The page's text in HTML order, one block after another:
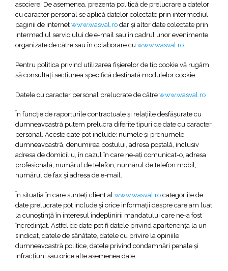
asociere. De asemenea, prezenta politică de prelucrare a datelor
cu caracter personal se aplică datelor colectate prin intermediul
paginii de internet www.wasval.ro dar şi altor date colectate prin
intermediul serviciului de e-mail sau în cadrul unor evenimente
organizate de către sau în colaborare cu www.wasval.ro.
Pentru politica privind utilizarea fişierelor de tip cookie vă rugăm
să consultaţi secţiunea specifică destinată modulelor cookie.
Datele cu caracter personal prelucrate de către www.wasval.ro
În funcţie de raporturile contractuale şi relaţiile desfăşurate cu
dumneavoastră putem prelucra diferite tipuri de date cu caracter
personal. Aceste date pot include: numele şi prenumele
dumneavoastră, denumirea postului, adresa poștală, inclusiv
adresa de domiciliu, în cazul în care ne-ați comunicat-o, adresa
profesională, numărul de telefon, numărul de telefon mobil,
numărul de fax și adresa de e-mail.
În situaţia în care sunteţi client al www.wasval.ro categoriile de
date prelucrate pot include și orice informaţii despre care am luat
la cunoştinţă în interesul îndeplinirii mandatului care ne-a fost
încredinţat. Astfel de date pot fi datele privind apartenența la un
sindicat, datele de sănătate, datele cu privire la opiniile
dumneavoastră politice, datele privind condamnări penale și
infracțiuni sau orice alte asemenea date.